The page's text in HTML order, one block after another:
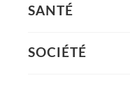
SANTÉ
SOCIÉTÉ